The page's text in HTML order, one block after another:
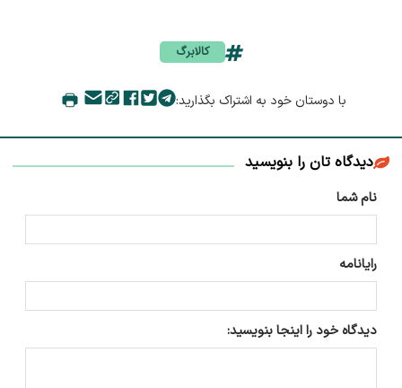
کالابرگ
با دوستان خود به اشتراک بگذارید:
دیدگاه تان را بنویسید
نام شما
رایانامه
دیدگاه خود را اینجا بنویسید: